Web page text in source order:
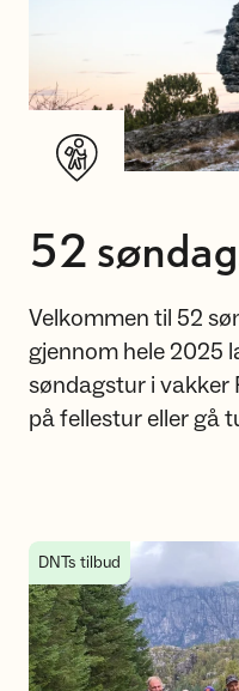
52
Velkommen til 52
gjennom hele 2025
søndagstur i vakker
på fellestur eller gå
Bli med på 52
DNTs tilbud